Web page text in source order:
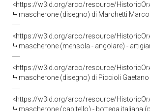
<https://w3id.org/arco/resource/
mascherone (disegno) di Marchetti
<https://w3id.org/arco/resource/
mascherone (mensola - angolare) -
<https://w3id.org/arco/resource/
mascherone (disegno) di Piccioli Gaetano
<https://w3id.org/arco/resource/
mascherone (capitello) - bottega italiana